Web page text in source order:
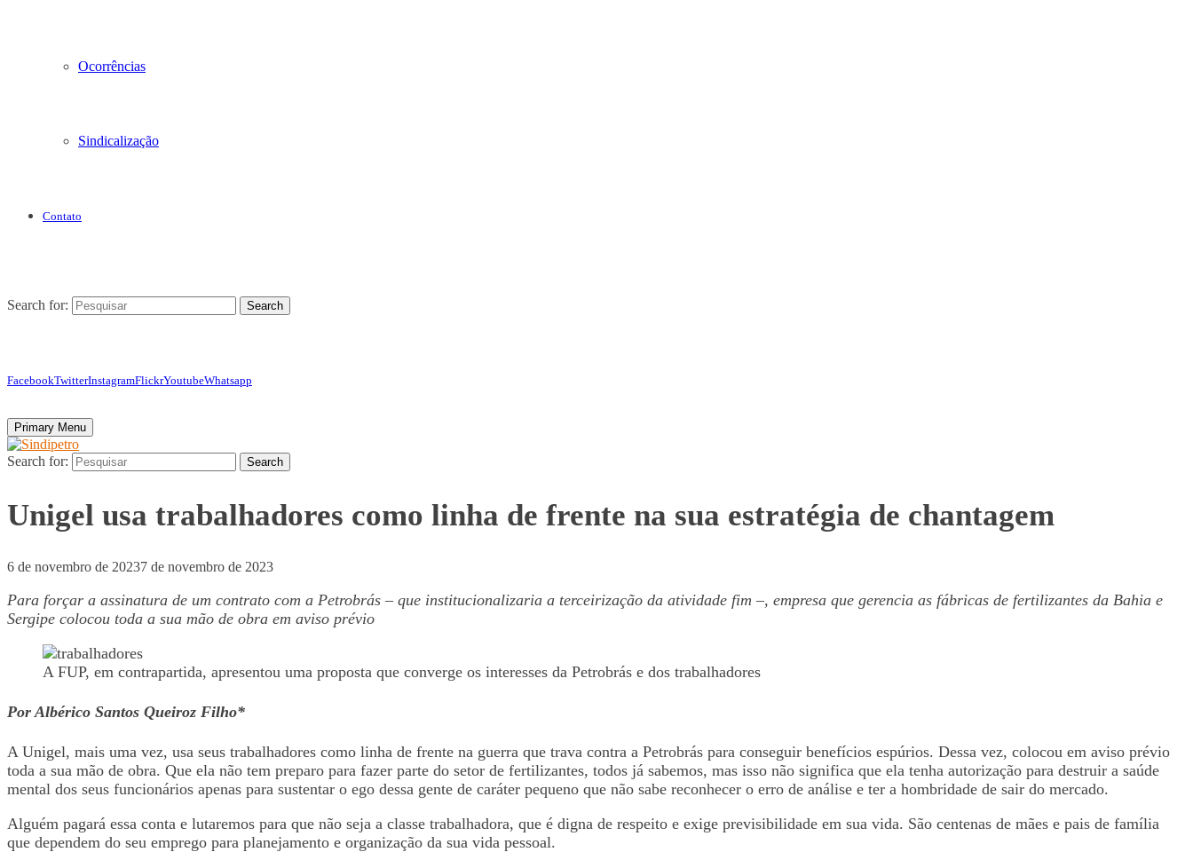
Ocorrências
Sindicalização
Contato
Search for: Search
FacebookTwitterInstagramFlickrYoutubeWhatsapp
Primary Menu
Search for: Search
Unigel usa trabalhadores como linha de frente na sua estratégia de chantagem
6 de novembro de 20237 de novembro de 2023
Para forçar a assinatura de um contrato com a Petrobrás – que institucionalizaria a terceirização da atividade fim –, empresa que gerencia as fábricas de fertilizantes da Bahia e
Sergipe colocou toda a sua mão de obra em aviso prévio
A FUP, em contrapartida, apresentou uma proposta que converge os interesses da Petrobrás e dos trabalhadores
Por Albérico Santos Queiroz Filho*
A Unigel, mais uma vez, usa seus trabalhadores como linha de frente na guerra que trava contra a Petrobrás para conseguir benefícios espúrios. Dessa vez, colocou em aviso prévio
toda a sua mão de obra. Que ela não tem preparo para fazer parte do setor de fertilizantes, todos já sabemos, mas isso não significa que ela tenha autorização para destruir a saúde
mental dos seus funcionários apenas para sustentar o ego dessa gente de caráter pequeno que não sabe reconhecer o erro de análise e ter a hombridade de sair do mercado.
Alguém pagará essa conta e lutaremos para que não seja a classe trabalhadora, que é digna de respeito e exige previsibilidade em sua vida. São centenas de mães e pais de família
que dependem do seu emprego para planejamento e organização da sua vida pessoal.